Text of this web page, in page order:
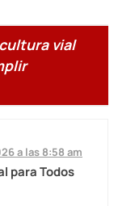
vial
a las 8:58 am
para Todos